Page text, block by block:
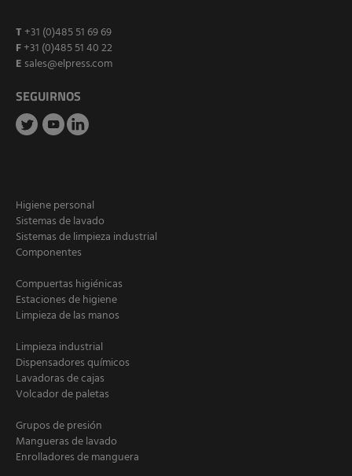
T +31 (0)485 51 69 69
F+31 (0)485 51 40 22
E sales@elpress.com
SEGUIRNOS
Higiene personal
Sistemas de lavado
Sistemas de limpieza industrial
Componentes
Compuertas higiénicas
Estaciones de higiene
Limpieza de las manos
Limpieza industrial
Dispensadores químicos
Lavadoras de cajas
Volcador de paletas
Grupos de presión
Mangueras de lavado
Enrolladores de manguera